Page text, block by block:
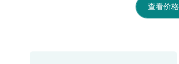
查看价格